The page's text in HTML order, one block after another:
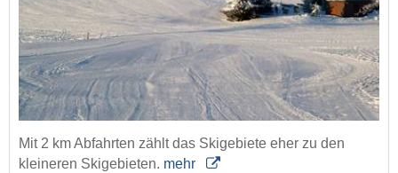
Mit 2 km Abfahrten zählt das Skigebiete eher zu den
kleineren Skigebieten. mehr